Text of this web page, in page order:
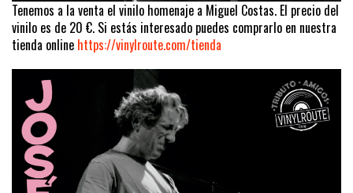
Tenemos a la venta el vinilo homenaje a Miguel Costas. El precio del
vinilo es de 20 €. Si estás interesado puedes comprarlo en nuestra
tienda online https://vinylroute.com/tienda